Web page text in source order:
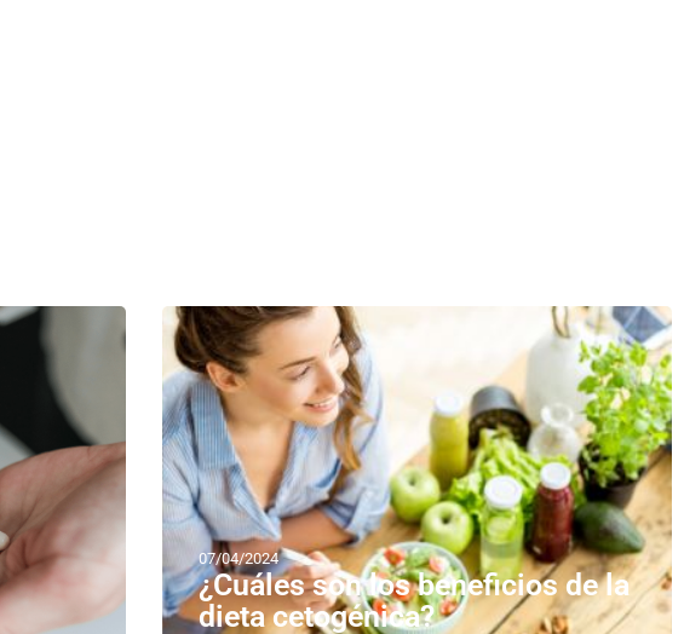
07/04/2024
¿Cuáles son los beneficios de la
dieta cetogénica?